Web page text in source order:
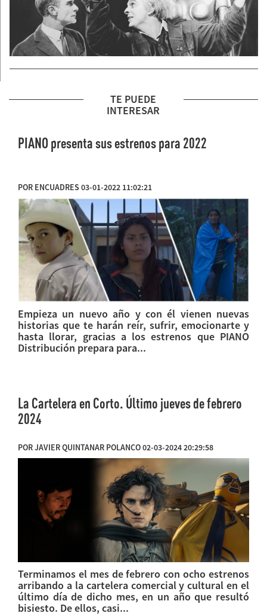
TE PUEDE
INTERESAR
PIANO presenta sus estrenos para 2022
POR ENCUADRES 03-01-2022 11:02:21
Empieza un nuevo año y con él vienen nuevas
historias que te harán reír, sufrir, emocionarte y
hasta llorar, gracias a los estrenos que PIANO
Distribución prepara para...
La Cartelera en Corto. Último jueves de febrero
2024
POR JAVIER QUINTANAR POLANCO 02-03-2024 20:29:58
Terminamos el mes de febrero con ocho estrenos
arribando a la cartelera comercial y cultural en el
último día de dicho mes, en un año que resultó
bisiesto. De ellos, casi...